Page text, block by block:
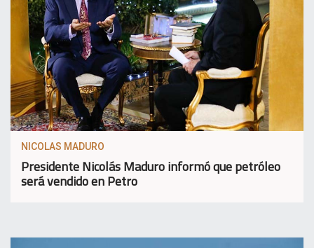
NICOLAS MADURO
Presidente Nicolás Maduro informó que petróleo
será vendido en Petro